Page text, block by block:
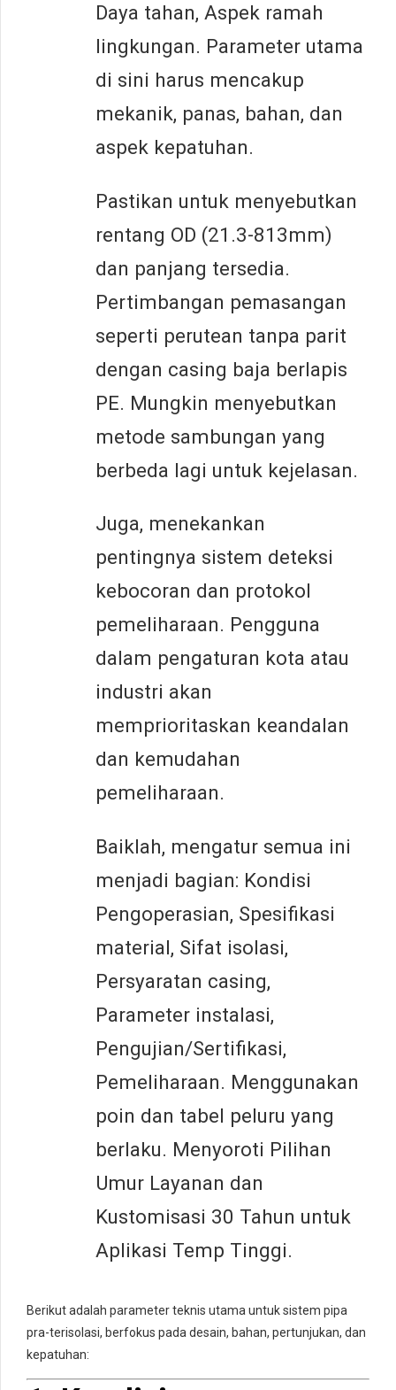
Daya tahan, Aspek ramah
lingkungan. Parameter utama
di sini harus mencakup
mekanik, panas, bahan, dan
aspek kepatuhan.
Pastikan untuk menyebutkan
rentang OD (21.3-813mm)
dan panjang tersedia.
Pertimbangan pemasangan
seperti perutean tanpa parit
dengan casing baja berlapis
PE. Mungkin menyebutkan
metode sambungan yang
berbeda lagi untuk kejelasan.
Juga, menekankan
pentingnya sistem deteksi
kebocoran dan protokol
pemeliharaan. Pengguna
dalam pengaturan kota atau
industri akan
memprioritaskan keandalan
dan kemudahan
pemeliharaan.
Baiklah, mengatur semua ini
menjadi bagian: Kondisi
Pengoperasian, Spesifikasi
material, Sifat isolasi,
Persyaratan casing,
Parameter instalasi,
Pengujian/Sertifikasi,
Pemeliharaan. Menggunakan
poin dan tabel peluru yang
berlaku. Menyoroti Pilihan
Umur Layanan dan
Kustomisasi 30 Tahun untuk
Aplikasi Temp Tinggi.
Berikut adalah parameter teknis utama untuk sistem pipa
pra-terisolasi, berfokus pada desain, bahan, pertunjukan, dan
kepatuhan: